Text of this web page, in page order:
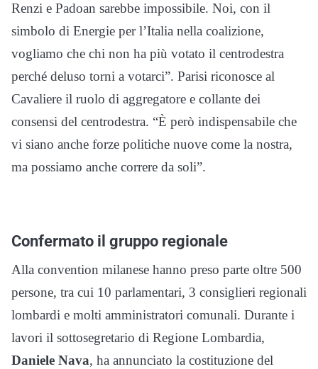
Renzi e Padoan sarebbe impossibile. Noi, con il
simbolo di Energie per l’Italia nella coalizione,
vogliamo che chi non ha più votato il centrodestra
perché deluso torni a votarci”. Parisi riconosce al
Cavaliere il ruolo di aggregatore e collante dei
consensi del centrodestra. “È però indispensabile che
vi siano anche forze politiche nuove come la nostra,
ma possiamo anche correre da soli”.
Confermato il gruppo regionale
Alla convention milanese hanno preso parte oltre 500
persone, tra cui 10 parlamentari, 3 consiglieri regionali
lombardi e molti amministratori comunali. Durante i
lavori il sottosegretario di Regione Lombardia,
Daniele Nava, ha annunciato la costituzione del